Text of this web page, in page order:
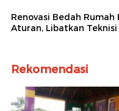
Renovasi Bedah Rumah
Aturan, Libatkan
Rekomendasi